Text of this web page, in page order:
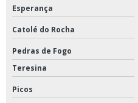
Esperança
Catolé do Rocha
Pedras de Fogo
Teresina
Picos